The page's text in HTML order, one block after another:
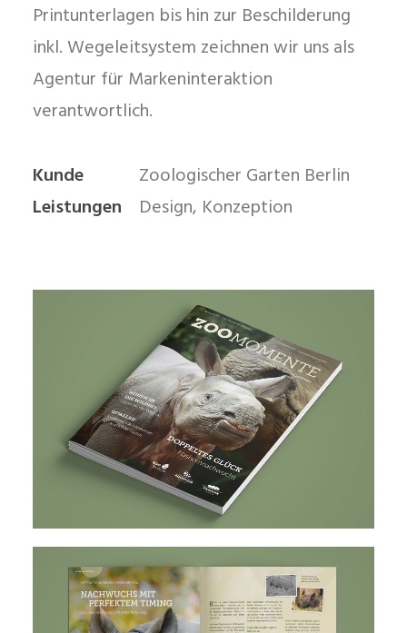
Printunterlagen bis hin zur Beschilderung
inkl. Wegeleitsystem zeichnen wir uns als
Agentur für Markeninteraktion
verantwortlich.
Kunde
Zoologischer Garten Berlin
Leistungen
Design, Konzeption